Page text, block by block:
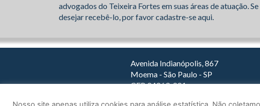
advogados do Teixeira Fortes em suas áreas de atuação. Se
desejar recebê-lo, por favor cadastre-se aqui.
Avenida Indianópolis, 867
Moema - São Paulo - SP
CEP 04063-001